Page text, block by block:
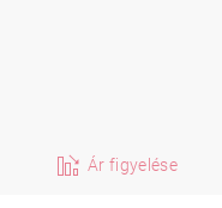
Ár figyelése